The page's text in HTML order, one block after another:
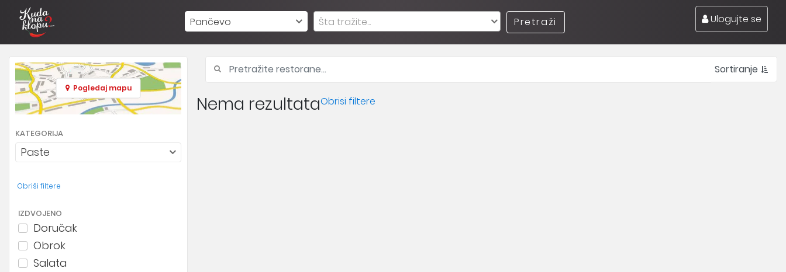
Pančevo Šta tražite... Pretraži Ulogujte se
Pogledaj mapu
KATEGORIJA
Paste
Obriši filtere
IZDVOJENO
Doručak
Obrok
Salata
Sortiranje
Nema rezultataObrisi filtere